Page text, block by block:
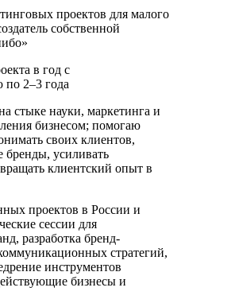
проектов для малого
собственной
в год с
по 2–3 года
стыке науки, маркетинга и
бизнесом; помогаю
своих клиентов,
бренды, усиливать
клиентский опыт в
проектов в России и
сессии для
разработка бренд-
стратегий,
инструментов
бизнесы и